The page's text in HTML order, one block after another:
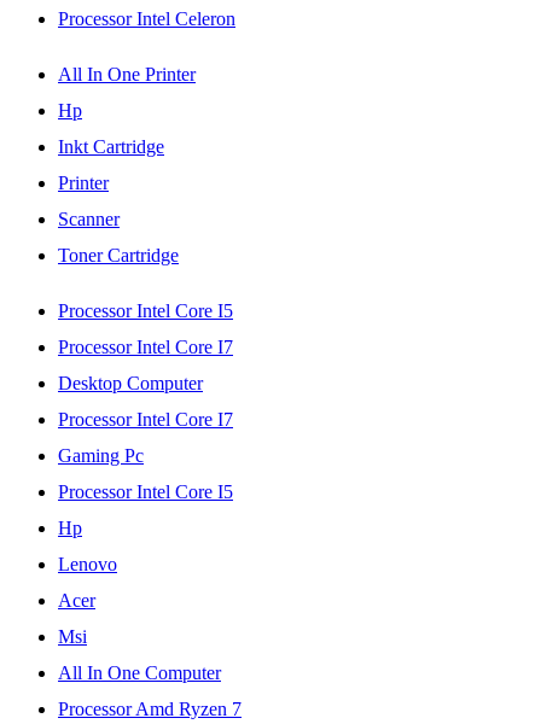
Processor Intel Celeron
All In One Printer
Hp
Inkt Cartridge
Printer
Scanner
Toner Cartridge
Processor Intel Core I5
Processor Intel Core I7
Desktop Computer
Processor Intel Core I7
Gaming Pc
Processor Intel Core I5
Hp
Lenovo
Acer
Msi
All In One Computer
Processor Amd Ryzen 7